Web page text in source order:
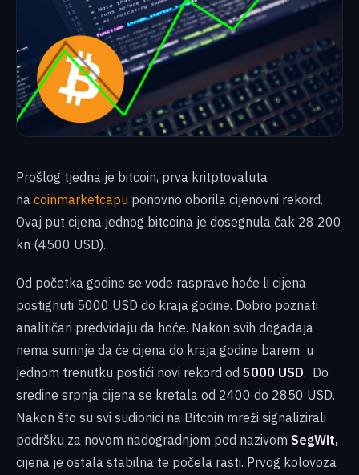
Prošlog tjedna je bitcoin, prva kritptovaluta
na coinmarketcapu ponovno oborila cijenovni rekord.
Ovaj put cijena jednog bitcoina je dosegnula čak 28 200
kn (4500 USD).
Od početka godine se vode rasprave hoće li cijena
postignuti 5000 USD do kraja godine. Dobro poznati
analitičari predviđaju da hoće. Nakon svih događaja
nema sumnje da će cijena do kraja godine barem u
jednom trenutku postići novi rekord od 5000 USD. Do
sredine srpnja cijena se kretala od 2400 do 2850 USD.
Nakon što su svi sudionici na Bitcoin mreži signalizirali
podršku za novom nadogradnjom pod nazivom SegWit,
cijena je ostala stabilna te počela rasti. Prvog kolovoza